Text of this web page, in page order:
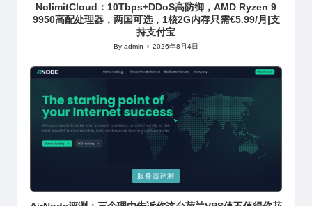
NolimitCloud：10Tbps+DDoS高防御，AMD Ryzen 9
9950高配处理器，两国可选，1核2G内存只需€5.99/月|支
持支付宝
Posted
Byadmin 2026年8月4日
in
服务器评测